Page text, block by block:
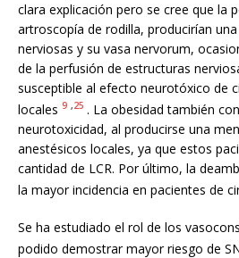
clara explicación pero se cree que la
artroscopía de rodilla, producirían
nerviosas y su vasa nervorum,
de la perfusión de estructuras
susceptible al efecto neurotóxico de
locales 9 ,25 . La obesidad también
neurotoxicidad, al producirse una
anestésicos locales, ya que estos
cantidad de LCR. Por último, la
la mayor incidencia en pacientes de
Se ha estudiado el rol de los
podido demostrar mayor riesgo de